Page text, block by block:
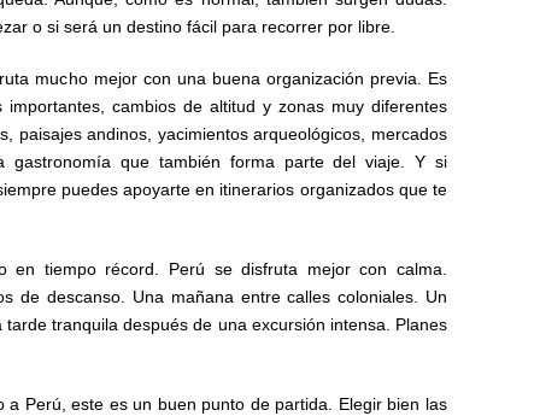
o si será un destino fácil para recorrer por libre.
mucho mejor con una buena organización previa. Es
cambios de altitud y zonas muy diferentes
paisajes andinos, yacimientos arqueológicos, mercados
gastronomía que también forma parte del viaje. Y si
puedes apoyarte en itinerarios organizados que te
tiempo récord. Perú se disfruta mejor con calma.
de descanso. Una mañana entre calles coloniales. Un
tranquila después de una excursión intensa. Planes
a Perú, este es un buen punto de partida. Elegir bien las